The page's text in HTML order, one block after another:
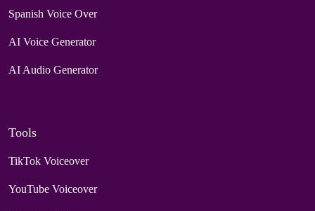
Spanish Voice Over
AI Voice Generator
AI Audio Generator
Tools
TikTok Voiceover
YouTube Voiceover